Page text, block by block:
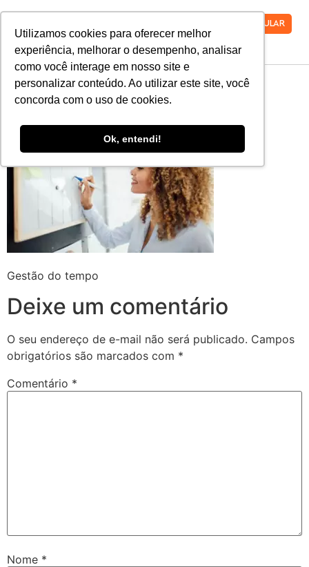
Utilizamos cookies para oferecer melhor
experiência, melhorar o desempenho, analisar
como você interage em nosso site e
personalizar conteúdo. Ao utilizar este site, você
concorda com o uso de cookies.
Ok, entendi!
VESTIBULAR
Gestão do tempo
Gestão do tempo
Deixe um comentário
O seu endereço de e-mail não será publicado. Campos
obrigatórios são marcados com *
Comentário *
Nome *